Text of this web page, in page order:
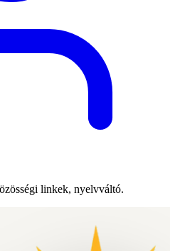
linkek, nyelvváltó.